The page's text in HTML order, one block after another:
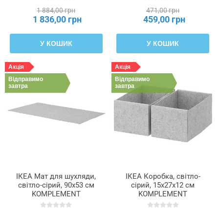
1 884,00 грн
1 836,00 грн
У КОШИК
471,00 грн
459,00 грн
У КОШИК
Акція
Відправимо
завтра
ІКЕА Мат для шухляди,
світло-сірий, 90x53 см
KOMPLEMENT
КОМПЛІМЕНТ, 304.055.65
Акція
Відправимо
завтра
ІКЕА Коробка, світло-
сірий, 15x27x12 см
KOMPLEMENT
КОМПЛІМЕНТ, 104.040.53